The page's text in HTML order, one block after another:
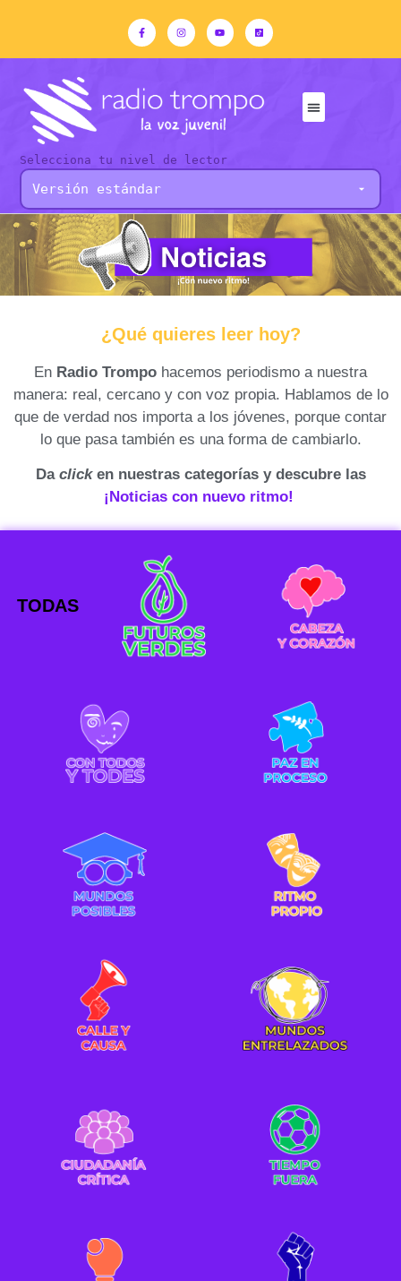
Selecciona tu nivel de lector
¿Qué quieres leer hoy?
En Radio Trompo hacemos periodismo a nuestra
manera: real, cercano y con voz propia. Hablamos de lo
que de verdad nos importa a los jóvenes, porque contar
lo que pasa también es una forma de cambiarlo.
Da clicken nuestras categorías y descubre las
¡Noticias con nuevo ritmo!
TODAS